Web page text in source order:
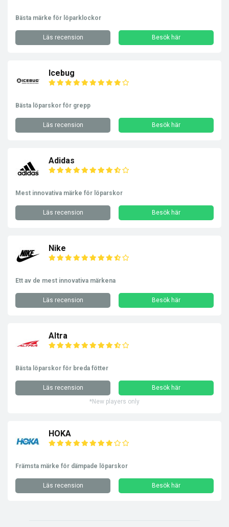
Bästa märke för löparklockor
Läs recension Besök här
Icebug
Bästa löparskor för grepp
Läs recension Besök här
Adidas
Mest innovativa märke för löparskor
Läs recension Besök här
Nike
Ett av de mest innovativa märkena
Läs recension Besök här
Altra
Bästa löparskor för breda fötter
Läs recension
Besök här
*New players only
HOKA
Främsta märke för dämpade löparskor
Läs recension Besök här